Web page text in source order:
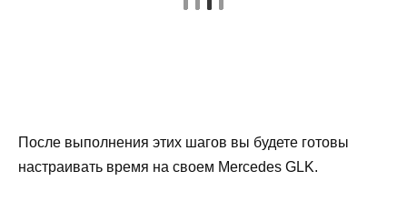
После выполнения этих шагов вы будете готовы
настраивать время на своем Mercedes GLK.